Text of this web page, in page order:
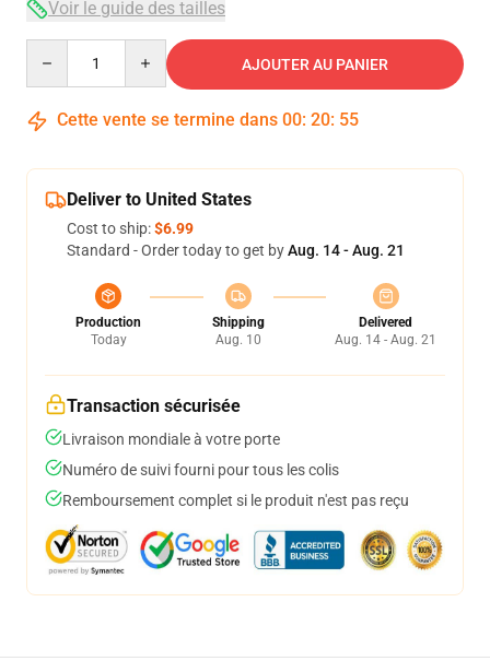
Voir le guide des tailles
AJOUTER AU PANIER
Cette vente se termine dans 00: 20: 54
Deliver to United States
Cost to ship:$6.99
Standard - Order today to get byAug. 14 - Aug. 21
Production
Today
Shipping
Aug. 10
Delivered
Aug. 14 - Aug. 21
Transaction sécurisée
Livraison mondiale à votre porte
Numéro de suivi fourni pour tous les colis
Remboursement complet si le produit n'est pas reçu